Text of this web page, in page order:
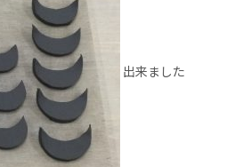
出来ました